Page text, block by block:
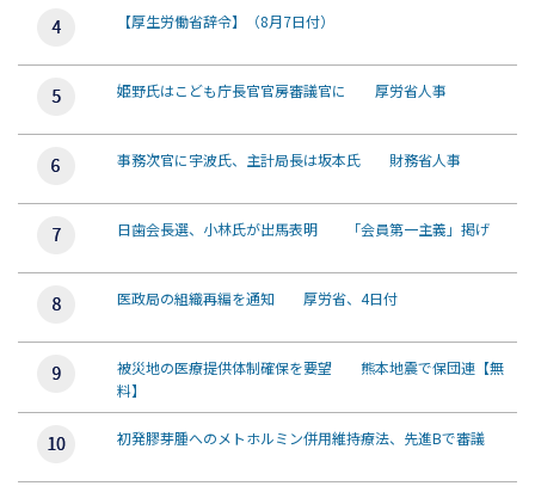
【厚生労働省辞令】（8月7日付）
姫野氏はこども庁長官官房審議官に 厚労省人事
事務次官に宇波氏、主計局長は坂本氏 財務省人事
日歯会長選、小林氏が出馬表明 「会員第一主義」掲げ
医政局の組織再編を通知 厚労省、4日付
被災地の医療提供体制確保を要望 熊本地震で保団連【無
料】
初発膠芽腫へのメトホルミン併用維持療法、先進Bで審議